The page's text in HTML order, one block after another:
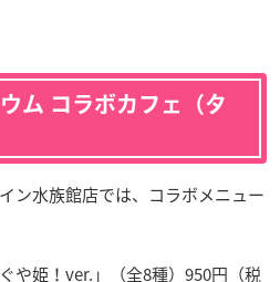
ム コラボカフェ（タ
ン水族館店では、コラボメニュー
や姫！ver.」（全8種）950円（税